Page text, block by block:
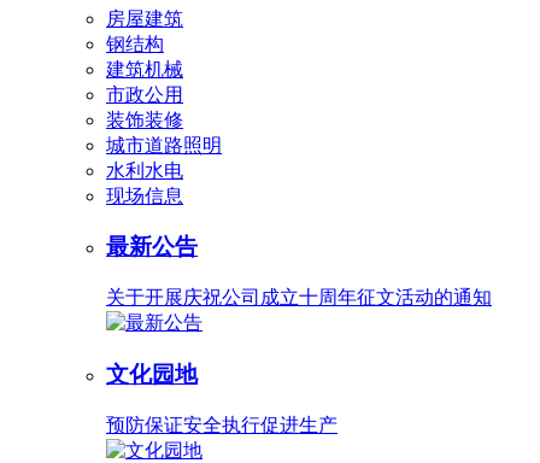
房屋建筑
钢结构
建筑机械
市政公用
装饰装修
城市道路照明
水利水电
现场信息
最新公告
关于开展庆祝公司成立十周年征文活动的通知
文化园地
预防保证安全执行促进生产